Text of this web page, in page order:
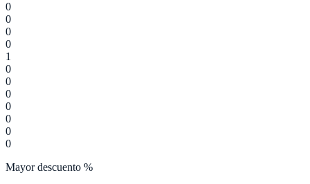
0
0
0
0
1
0
0
0
0
0
0
0
Mayor descuento %